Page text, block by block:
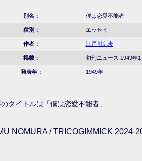
別名： 僕は恋愛不能者
種別： エッセイ
作者： 江戸川乱歩
掲載： 旬刊ニュース 1949年1
発表年： 1949年
タイトルは「僕は恋愛不能者」
NOMURA / TRICOGIMMICK 2024-